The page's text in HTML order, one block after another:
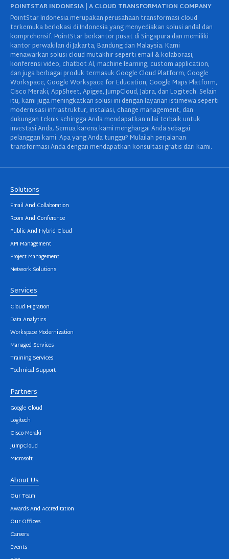
POINTSTAR INDONESIA | A CLOUD TRANSFORMATION COMPANY
PointStar Indonesia merupakan perusahaan transformasi cloud
terkemuka berlokasi di Indonesia yang menyediakan solusi andal dan
komprehensif. PointStar berkantor pusat di Singapura dan memiliki
kantor perwakilan di Jakarta, Bandung dan Malaysia. Kami
menawarkan solusi cloud mutakhir seperti email & kolaborasi,
konferensi video, chatbot AI, machine learning, custom application,
dan juga berbagai produk termasuk Google Cloud Platform, Google
Workspace, Google Workspace for Education, Google Maps Platform,
Cisco Meraki, AppSheet, Apigee, JumpCloud, Jabra, dan Logitech. Selain
itu, kami juga meningkatkan solusi ini dengan layanan istimewa seperti
modernisasi infrastruktur, instalasi, change management, dan
dukungan teknis sehingga Anda mendapatkan nilai terbaik untuk
investasi Anda. Semua karena kami menghargai Anda sebagai
pelanggan kami. Apa yang Anda tunggu? Mulailah perjalanan
transformasi Anda dengan mendapatkan konsultasi gratis dari kami.
Solutions
Email And Collaboration
Room And Conference
Public And Hybrid Cloud
API Management
Project Management
Network Solutions
Services
Cloud Migration
Data Analytics
Workspace Modernization
Managed Services
Training Services
Technical Support
Partners
Google Cloud
Logitech
Cisco Meraki
JumpCloud
Microsoft
About Us
Our Team
Awards And Accreditation
Our Offices
Careers
Events